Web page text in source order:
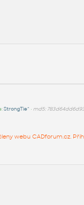
StrongTie^ • md5:
webu CADforum.cz.